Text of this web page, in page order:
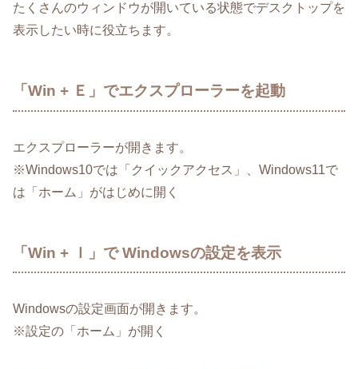
たくさんのウィンドウが開いている状態でデスクトップを
表示したい時に役立ちます。
「Win + Ｅ」でエクスプローラーを起動
エクスプローラーが開きます。
※Windows10では「クイックアクセス」、Windows11で
は「ホーム」がはじめに開く
「Win + Ｉ」で Windowsの設定を表示
Windowsの設定画面が開きます。
※設定の「ホーム」が開く